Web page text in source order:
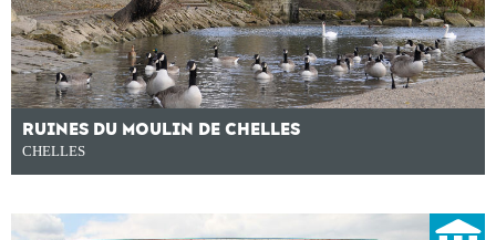
RUINES DU MOULIN DE CHELLES
CHELLES